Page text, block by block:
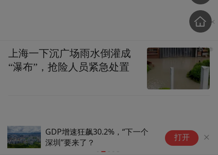
活力中国调研行｜安徽蚌埠：培
育玻璃新材料集群(1)
打开
上海一下沉广场雨水倒灌成
“瀑布”，抢险人员紧急处置